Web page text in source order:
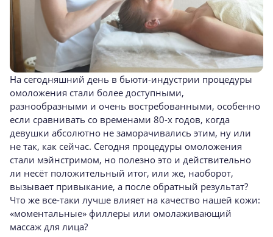
На сегодняшний день в бьюти-индустрии процедуры
омоложения стали более доступными,
разнообразными и очень востребованными, особенно
если сравнивать со временами 80-х годов, когда
девушки абсолютно не заморачивались этим, ну или
не так, как сейчас. Сегодня процедуры омоложения
стали мэйнстримом, но полезно это и действительно
ли несёт положительный итог, или же, наоборот,
вызывает привыкание, а после обратный результат?
Что же все-таки лучше влияет на качество нашей кожи:
«моментальные» филлеры или омолаживающий
массаж для лица?